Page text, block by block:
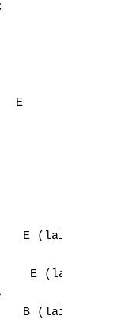
E
E (laisser
E (laisser
B (laisser